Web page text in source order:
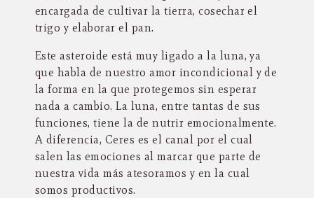
encargada de cultivar la tierra, cosechar el
trigo y elaborar el pan.
Este asteroide está muy ligado a la luna, ya
que habla de nuestro amor incondicional y de
la forma en la que protegemos sin esperar
nada a cambio. La luna, entre tantas de sus
funciones, tiene la de nutrir emocionalmente.
A diferencia, Ceres es el canal por el cual
salen las emociones al marcar que parte de
nuestra vida más atesoramos y en la cual
somos productivos.